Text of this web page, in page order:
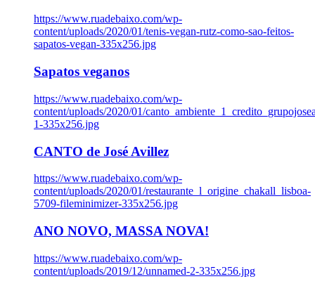
https://www.ruadebaixo.com/wp-
content/uploads/2020/01/tenis-vegan-rutz-como-sao-feitos-
sapatos-vegan-335x256.jpg
Sapatos veganos
https://www.ruadebaixo.com/wp-
content/uploads/2020/01/
1-335x256.jpg
CANTO de José Avillez
https://www.ruadebaixo.com/wp-
content/uploads/2020/01/restaurante_l_origine_chakall_lisboa-
5709-fileminimizer-335x256.jpg
ANO NOVO, MASSA NOVA!
https://www.ruadebaixo.com/wp-
content/uploads/2019/12/unnamed-2-335x256.jpg